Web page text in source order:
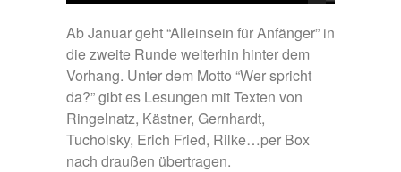
Ab Januar geht “Alleinsein für Anfänger” in
die zweite Runde weiterhin hinter dem
Vorhang. Unter dem Motto “Wer spricht
da?” gibt es Lesungen mit Texten von
Ringelnatz, Kästner, Gernhardt,
Tucholsky, Erich Fried, Rilke…per Box
nach draußen übertragen.